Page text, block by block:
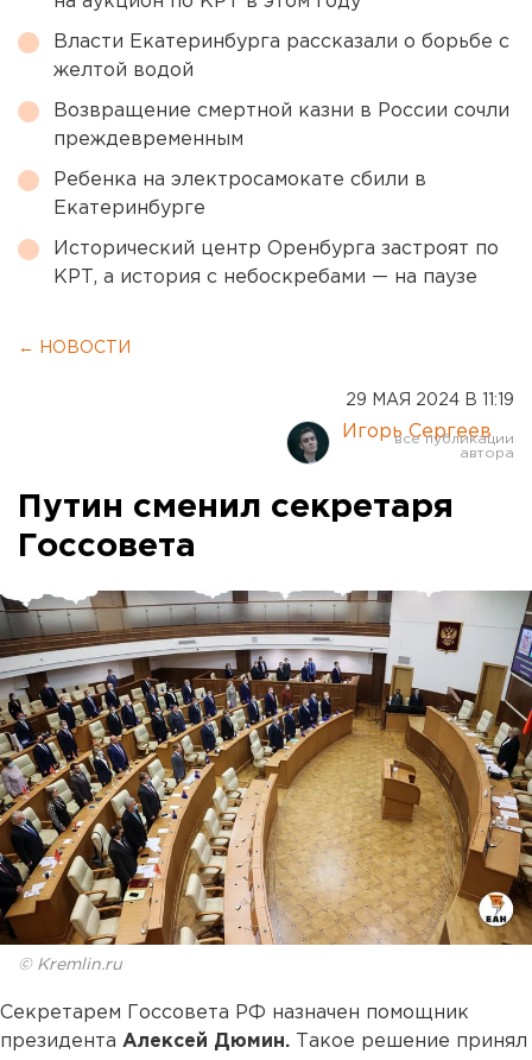
Власти Екатеринбурга рассказали о борьбе с
желтой водой
Возвращение смертной казни в России сочли
преждевременным
Ребенка на электросамокате сбили в
Екатеринбурге
Исторический центр Оренбурга застроят по
КРТ, а история с небоскребами — на паузе
← НОВОСТИ
29 МАЯ 2024 В 11:19
Игорь Сергеев
Путин сменил секретаря
Госсовета
© Kremlin.ru
Секретарем Госсовета РФ назначен помощник
президента Алексей Дюмин. Такое решение принял